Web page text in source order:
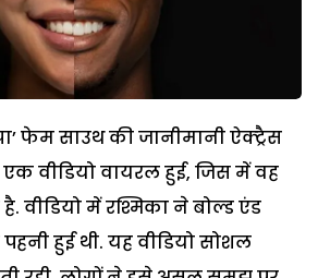
फेम साउथ की जानीमानी ऐक्ट्रैस
वीडियो वायरल हुई, जिस में वह
वीडियो में रश्मिका ने बोल्ड एंड
हुई थी. यह वीडियो सोशल